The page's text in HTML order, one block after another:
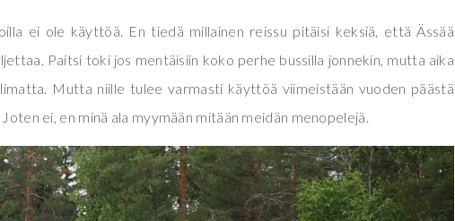
ei ole käyttöä. En tiedä millainen reissu pitäisi keksiä, että Ässää
Paitsi toki jos mentäisiin koko perhe bussilla jonnekin, mutta aika
Mutta niille tulee varmasti käyttöä viimeistään vuoden päästä
ei, en minä ala myymään mitään meidän menopelejä.